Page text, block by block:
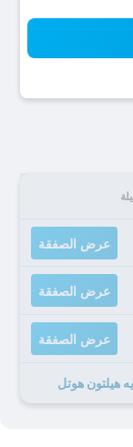
عرض الصفقة
عرض الصفقة
عرض الصفقة